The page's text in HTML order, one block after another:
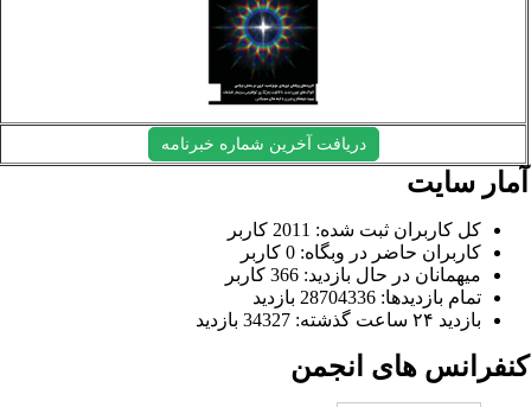
دریافت آخرین شماره خبرنامه
سایت
کل کاربران ثبت شده: 2011 کاربر
کاربران حاضر در وبگاه: 0 کاربر
میهمانان در حال بازدید: 366 کاربر
تمام بازدید‌ها: 28704336 بازدید
بازدید ۲۴ ساعت گذشته: 34327 بازدید
های انجمن